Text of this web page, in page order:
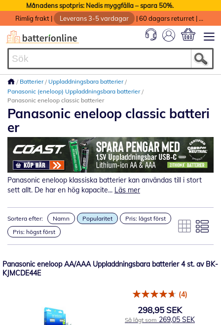
Månadens spotpris: Nedis myggfälla – spara 50%.
Rimlig frakt | Leverans 3-5 vardagar |60 dagars returret |
Batterier
Uppladdningsbara batterier
Panasonic (eneloop) Uppladdningsbara batterier
Panasonic eneloop classic batterier
Panasonic eneloop classic batteri
er
Panasonic eneloop klassiska batterier kan användas till i stort
sett allt. De har en hög kapacite... Läs mer
Sortera efter: Namn Popularitet
Pris: lägst först
Pris: högst först
Panasonic eneloop AA/AAA Uppladdningsbara batterier 4 st. av BK-
KJMCDE44E
(4)
298,95 SEK
Så lågt som 269,05 SEK